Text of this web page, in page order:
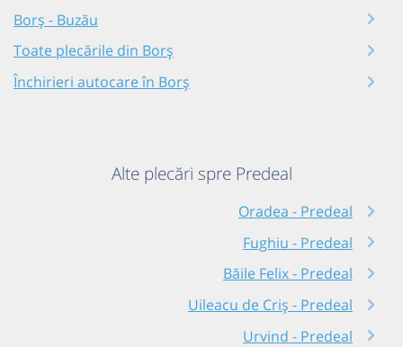
Borș - Buzău
Toate plecările din Borș
Închirieri autocare în Borș
Alte plecări spre Predeal
Oradea - Predeal
Fughiu - Predeal
Băile Felix - Predeal
Uileacu de Criș - Predeal
Urvind - Predeal